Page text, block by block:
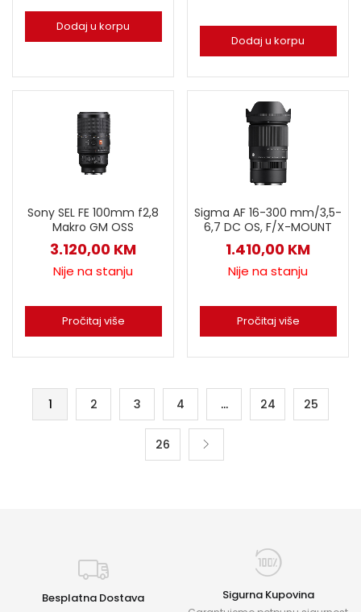
Dodaj u korpu
Dodaj u korpu
Sony SEL FE 100mm f2,8
Makro GM OSS
3.120,00 KM
Nije na stanju
Pročitaj više
Sigma AF 16-300 mm/3,5-
6,7 DC OS, F/X-MOUNT
1.410,00 KM
Nije na stanju
Pročitaj više
1 2 3 4 … 24 25
26
Besplatna Dostava Sigurna Kupovina